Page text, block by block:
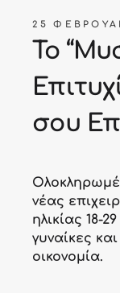
25
Το
σου
νέας
ηλικίας 18-
γυναίκες
οικονομία.